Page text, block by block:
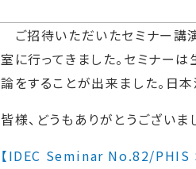
ご招待いただいたセミナー講
室に行ってきました。セミナー
論をすることが出来ました。日
皆様、どうもありがとうございま
【IDEC Seminar No.82/